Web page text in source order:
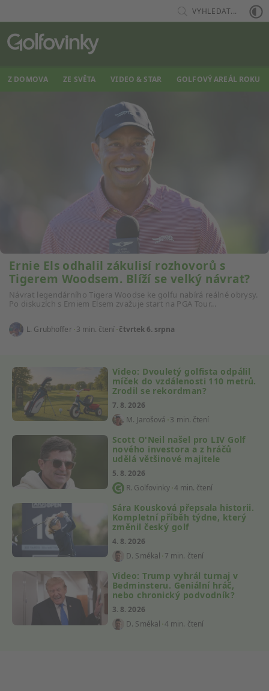
VYHLEDAT...
Z DOMOVA ZE SVĚTA VIDEO & STAR GOLFOVÝ AREÁL ROKU
Ernie Els odhalil zákulisí rozhovorů s
Tigerem Woodsem. Blíží se velký návrat?
Návrat legendárního Tigera Woodse ke golfu nabírá reálné obrysy.
Po diskuzích s Erniem Elsem zvažuje start na PGA Tour...
L. Grubhoffer 3 min. čtení čtvrtek 6. srpna
Video: Dvouletý golfista odpálil
míček do vzdálenosti 110 metrů.
Zrodil se rekordman?
M. Jarošová 3 min. čtení
7. 8. 2026
Scott O'Neil našel pro LIV Golf
nového investora a z hráčů
udělá většinové majitele
R. Golfovinky 4 min. čtení
5. 8. 2026
Sára Kousková přepsala historii.
Kompletní příběh týdne, který
změnil český golf
D. Smékal 7 min. čtení
4. 8. 2026
Video: Trump vyhrál turnaj v
Bedminsteru. Geniální hráč,
nebo chronický podvodník?
D. Smékal 4 min. čtení
3. 8. 2026